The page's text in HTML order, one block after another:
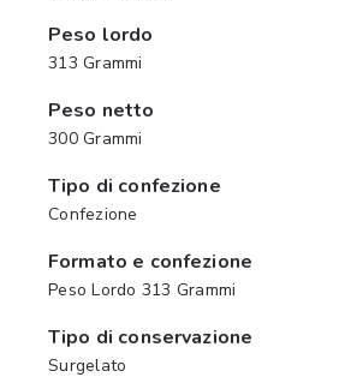
Peso lordo
313 Grammi
Peso netto
300 Grammi
Tipo di confezione
Confezione
Formato e confezione
Peso Lordo 313 Grammi
Tipo di conservazione
Surgelato